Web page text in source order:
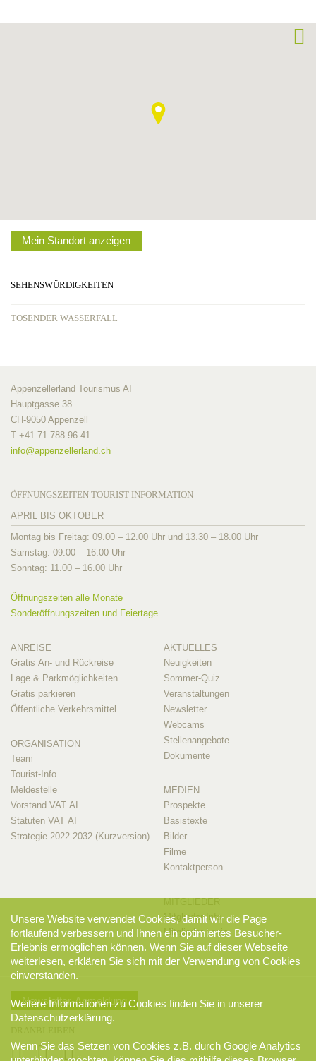
Mein Standort anzeigen
SEHENSWÜRDIGKEITEN
TOSENDER WASSERFALL
Appenzellerland Tourismus AI
Hauptgasse 38
CH-9050 Appenzell
T +41 71 788 96 41
info@appenzellerland.ch
ÖFFNUNGSZEITEN TOURIST INFORMATION
APRIL BIS OKTOBER
Montag bis Freitag: 09.00 – 12.00 Uhr und 13.30 – 18.00 Uhr
Samstag: 09.00 – 16.00 Uhr
Sonntag: 11.00 – 16.00 Uhr
Öffnungszeiten alle Monate
Sonderöffnungszeiten und Feiertage
ANREISE
Gratis An- und Rückreise
Lage & Parkmöglichkeiten
Gratis parkieren
Öffentliche Verkehrsmittel
ORGANISATION
Team
Tourist-Info
Meldestelle
Vorstand VAT AI
Statuten VAT AI
Strategie 2022-2032 (Kurzversion)
AKTUELLES
Neuigkeiten
Sommer-Quiz
Veranstaltungen
Newsletter
Webcams
Stellenangebote
Dokumente
MEDIEN
Prospekte
Basistexte
Bilder
Filme
Kontaktperson
Mitglieder-Info
Mitglieder-Login
Newsletter-Anmeldung
Unsere Website verwendet Cookies, damit wir die Page
fortlaufend verbessern und Ihnen ein optimiertes Besucher-
Erlebnis ermöglichen können. Wenn Sie auf dieser Webseite
weiterlesen, erklären Sie sich mit der Verwendung von Cookies
einverstanden.
Weitere Informationen zu Cookies finden Sie in unserer
Datenschutzerklärung.
Wenn Sie das Setzen von Cookies z.B. durch Google Analytics